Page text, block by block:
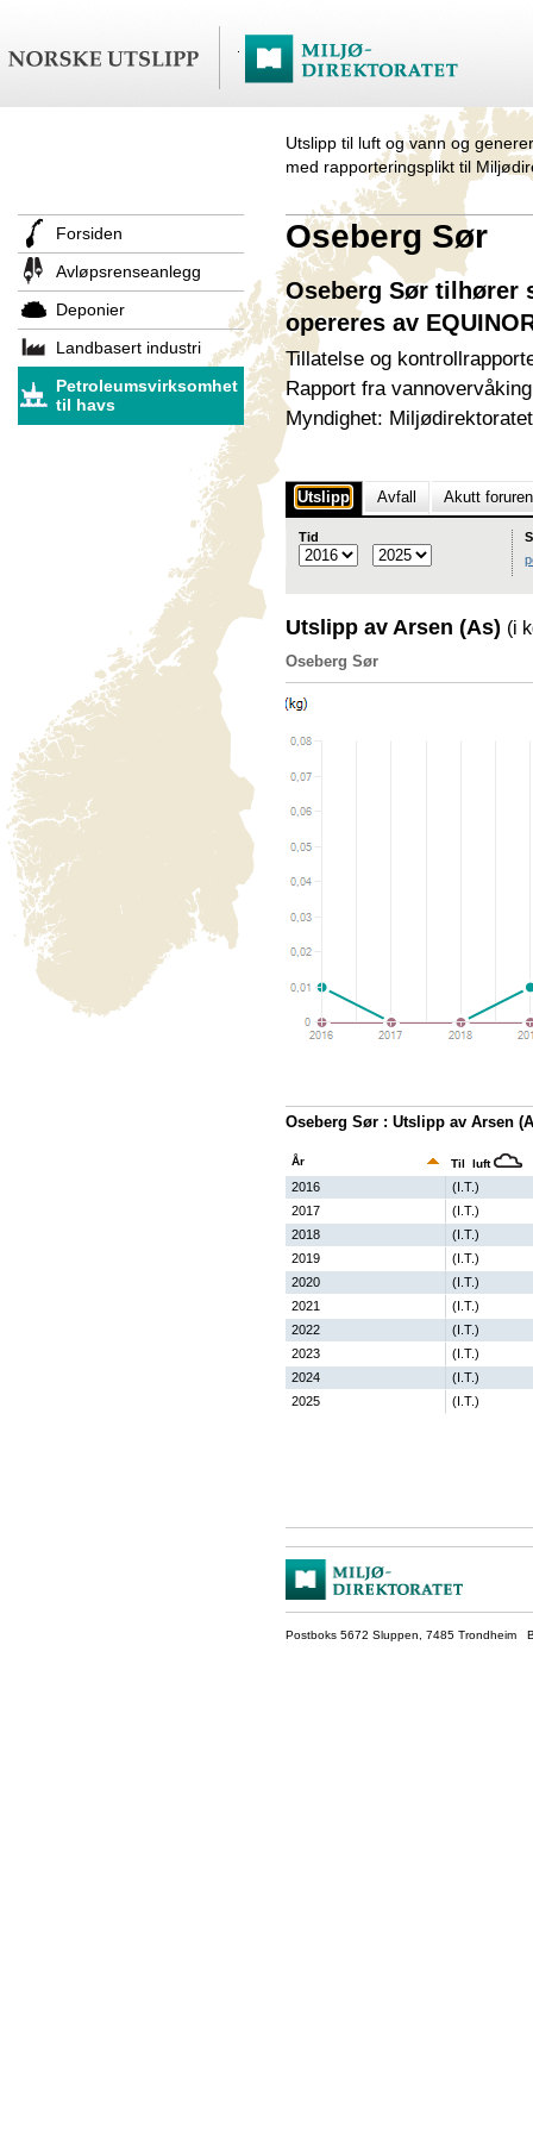
Utslipp til luft og vann og
med rapporteringsplikt til
Forsiden
Avløpsrenseanlegg
Deponier
Landbasert industri
Petroleumsvirksomhet
til havs
Oseberg Sør
Oseberg Sør tilhører
opereres av
Tillatelse og
Rapport fra
Myndighet: Miljødirektoratet
Utslipp Avfall Akutt
Tid
Utslipp av Arsen (As) (i
Oseberg Sør
Oseberg Sør : Utslipp av Arsen
År Til luft
2016
(I.T.)
2017
(I.T.)
2018
(I.T.)
2019
(I.T.)
2020
(I.T.)
2021
(I.T.)
2022
(I.T.)
2023
(I.T.)
2024
(I.T.)
2025
(I.T.)
Postboks 5672 Sluppen, 7485 Trondheim